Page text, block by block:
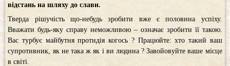
відстань на шляху до слави.
Тверда рішучість що-небудь зробити вже є половина успіху.
Вважати будь-яку справу неможливою – означає зробити її такою.
Вас турбує майбутня протидія когось ? Працюйте: хто такий ваш
супротивник, як не така ж як і ви людина ? Завойовуйте ваше місце
в світі.